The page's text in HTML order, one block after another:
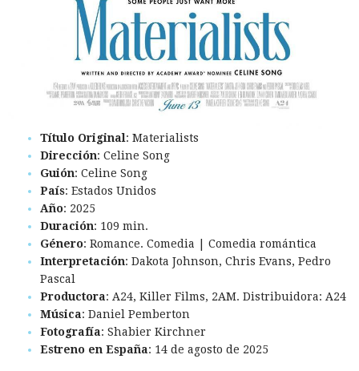
Título Original: Materialists
Dirección: Celine Song
Guión: Celine Song
País: Estados Unidos
Año: 2025
Duración: 109 min.
Género: Romance. Comedia | Comedia romántica
Interpretación: Dakota Johnson, Chris Evans, Pedro
Pascal
Productora: A24, Killer Films, 2AM. Distribuidora: A24
Música: Daniel Pemberton
Fotografía: Shabier Kirchner
Estreno en España: 14 de agosto de 2025